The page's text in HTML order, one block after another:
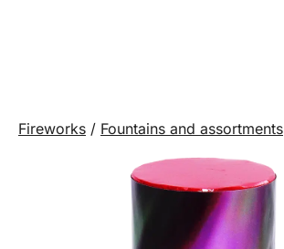
Fireworks / Fountains and assortments